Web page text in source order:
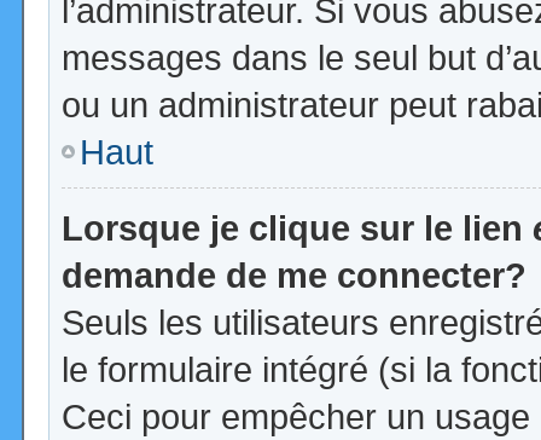
l’administrateur. Si vous
messages dans le seul but
ou un administrateur peut
Haut
Lorsque je clique sur le lien
demande de me connecter?
Seuls les utilisateurs
le formulaire intégré (si la
Ceci pour empêcher un